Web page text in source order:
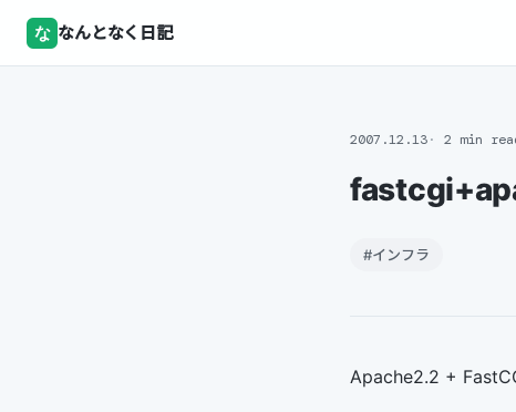
な なんとなく日記
2007.12.13 2 min
#インフラ
Apache2.2 +